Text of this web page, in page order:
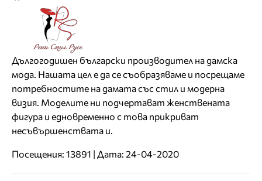
Дългогодишен български производител на дамска
мода. Нашата цел е да се съобразяваме и посрещаме
потребностите на дамата със стил и модерна
визия. Моделите ни подчертават женствената
фигура и едновременно с това прикриват
несъвършенствата и.
Посещения: 13891 | Дата: 24-04-2020